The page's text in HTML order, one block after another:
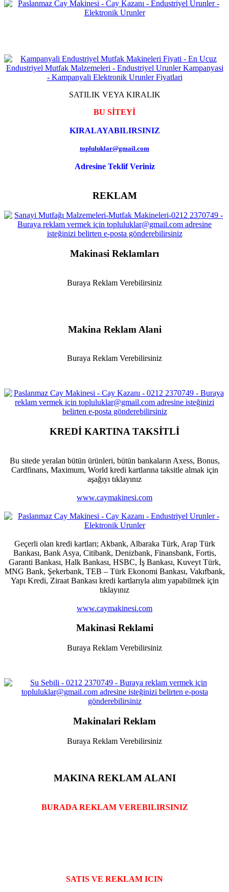
SATILIK VEYA KIRALIK
BU SİTEYİ
KIRALAYABILIRSINIZ
topluluklar@gmail.com
Adresine Teklif Veriniz
REKLAM
Makinasi Reklamları
Buraya Reklam Verebilirsiniz
Makina Reklam Alani
Buraya Reklam Verebilirsiniz
KREDİ KARTINA TAKSİTLİ
Bu sitede yeralan bütün ürünleri, bütün bankaların Axess, Bonus,
Cardfinans, Maximum, World kredi kartlarına taksitle almak için
aşağıyı tıklayınız
www.caymakinesi.com
Geçerli olan kredi kartları; Akbank, Albaraka Türk, Arap Türk
Bankası, Bank Asya, Citibank, Denizbank, Finansbank, Fortis,
Garanti Bankası, Halk Bankası, HSBC, İş Bankası, Kuveyt Türk,
MNG Bank, Şekerbank, TEB – Türk Ekonomi Bankası, Vakıfbank,
Yapı Kredi, Ziraat Bankası kredi kartlarıyla alım yapabilmek için
tıklayınız
www.caymakinesi.com
Makinasi Reklami
Buraya Reklam Verebilirsiniz
Makinalari Reklam
Buraya Reklam Verebilirsiniz
MAKINA REKLAM ALANI
BURADA REKLAM VEREBILIRSINIZ
SATIS VE REKLAM ICIN